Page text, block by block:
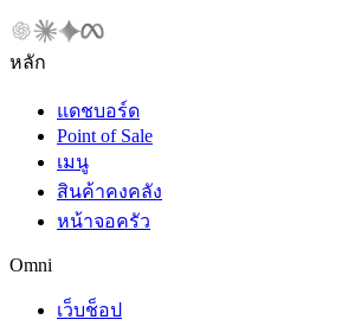
หลัก
แดชบอร์ด
Point of Sale
เมนู
สินค้าคงคลัง
หน้าจอครัว
Omni
เว็บช็อป